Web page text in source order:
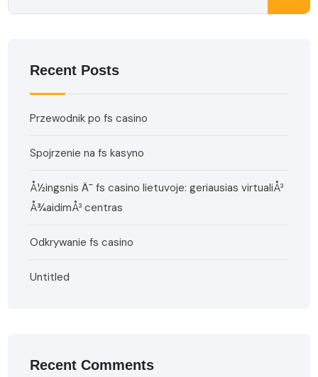
Recent Posts
Przewodnik po fs casino
Spojrzenie na fs kasyno
Å½ingsnis Ä¯ fs casino lietuvoje: geriausias virtualiÅ³
Å¾aidimÅ³ centras
Odkrywanie fs casino
Untitled
Recent Comments